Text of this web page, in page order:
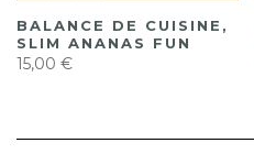
BALANCE DE CUISINE,
SLIM ANANAS FUN
15,00 €